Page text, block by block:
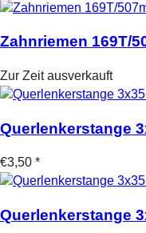
Zahnriemen 169T/
Zur Zeit ausverkauft
Querlenkerstange
€3,50 *
Querlenkerstange